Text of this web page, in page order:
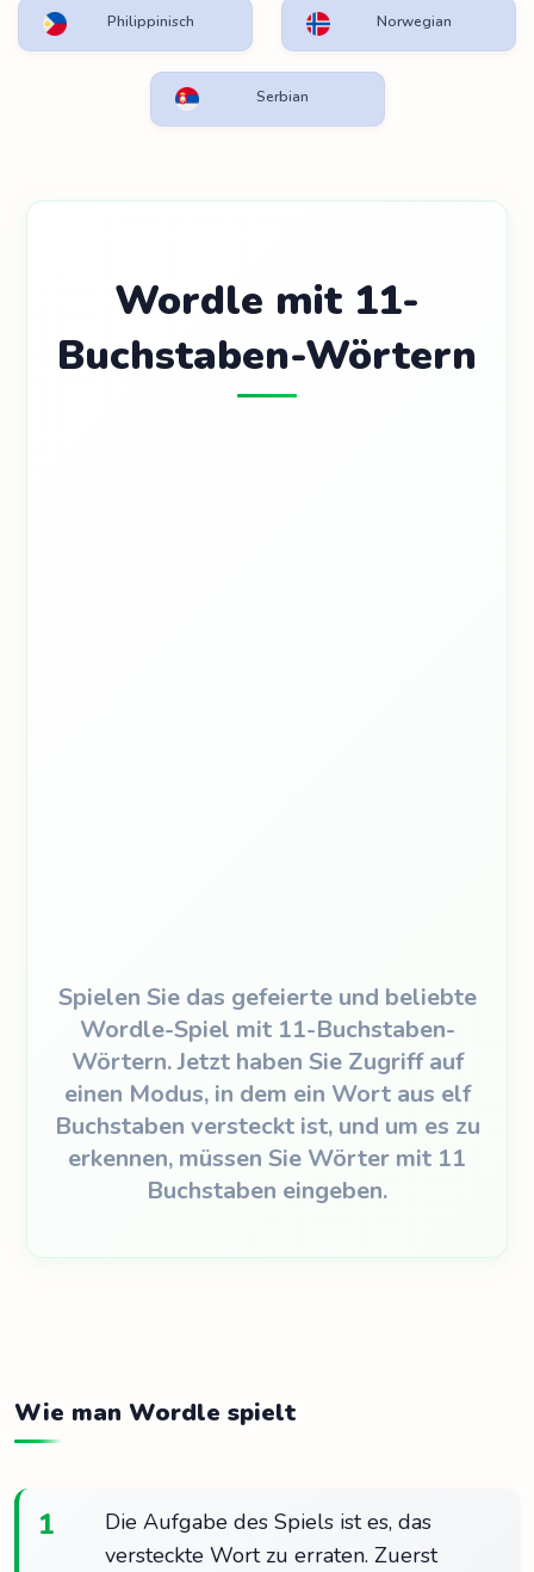
Philippinisch Norwegian
Serbian
Wordle mit 11-
Buchstaben-Wörtern
Spielen Sie das gefeierte und beliebte
Wordle-Spiel mit 11-Buchstaben-
Wörtern. Jetzt haben Sie Zugriff auf
einen Modus, in dem ein Wort aus elf
Buchstaben versteckt ist, und um es zu
erkennen, müssen Sie Wörter mit 11
Buchstaben eingeben.
Wie man Wordle spielt
1
Die Aufgabe des Spiels ist es, das
versteckte Wort zu erraten. Zuerst